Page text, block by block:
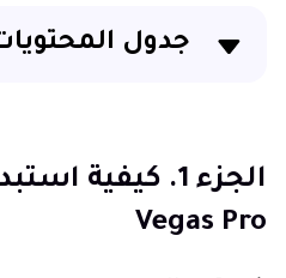
جدول
الجزء 2. أفضل أداة لاستبدال الوجوه مع HitPaw FotorPea
الجزء 3. الأسئلة الشائعة
الجزء 1. كيفية
Vegas Pro